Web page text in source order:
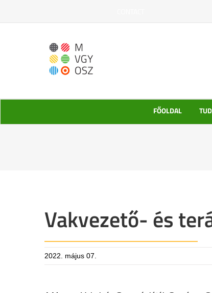
FŐOLDAL
Vakvezető- és
2022. május 07.